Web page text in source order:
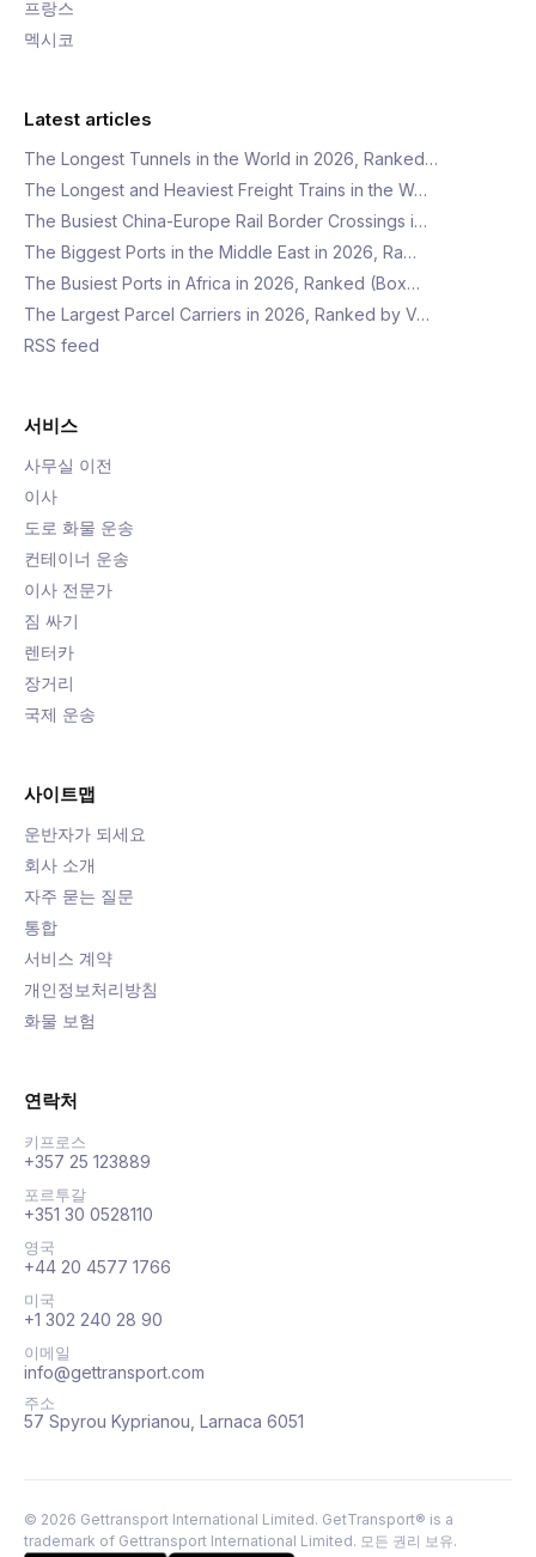
프랑스
멕시코
Latest articles
The Longest Tunnels in the World in 2026, Ranked…
The Longest and Heaviest Freight Trains in the W…
The Busiest China-Europe Rail Border Crossings i…
The Biggest Ports in the Middle East in 2026, Ra…
The Busiest Ports in Africa in 2026, Ranked (Box…
The Largest Parcel Carriers in 2026, Ranked by V…
RSS feed
서비스
사무실 이전
이사
도로 화물 운송
컨테이너 운송
이사 전문가
짐 싸기
렌터카
장거리
국제 운송
사이트맵
운반자가 되세요
회사 소개
자주 묻는 질문
통합
서비스 계약
개인정보처리방침
화물 보험
연락처
키프로스
+357 25 123889
포르투갈
+351 30 0528110
영국
+44 20 4577 1766
미국
+1 302 240 28 90
이메일
info@gettransport.com
주소
57 Spyrou Kyprianou, Larnaca 6051
© 2026 Gettransport International Limited. GetTransport® is a
trademark of Gettransport International Limited. 모든 권리 보유.